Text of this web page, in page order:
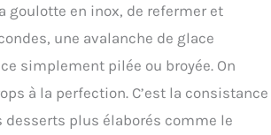
goulotte en inox, de refermer et
une avalanche de glace
simplement pilée ou broyée. On
à la perfection. C’est la consistance
desserts plus élaborés comme le